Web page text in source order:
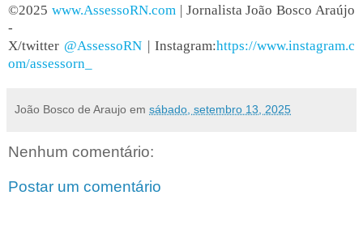
©2025 www.AssessoRN.com | Jornalista João Bosco Araújo
-
X/twitter @AssessoRN | Instagram:https://www.instagram.c
om/assessorn_
João Bosco de Araujo em sábado, setembro 13, 2025
Nenhum comentário:
Postar um comentário